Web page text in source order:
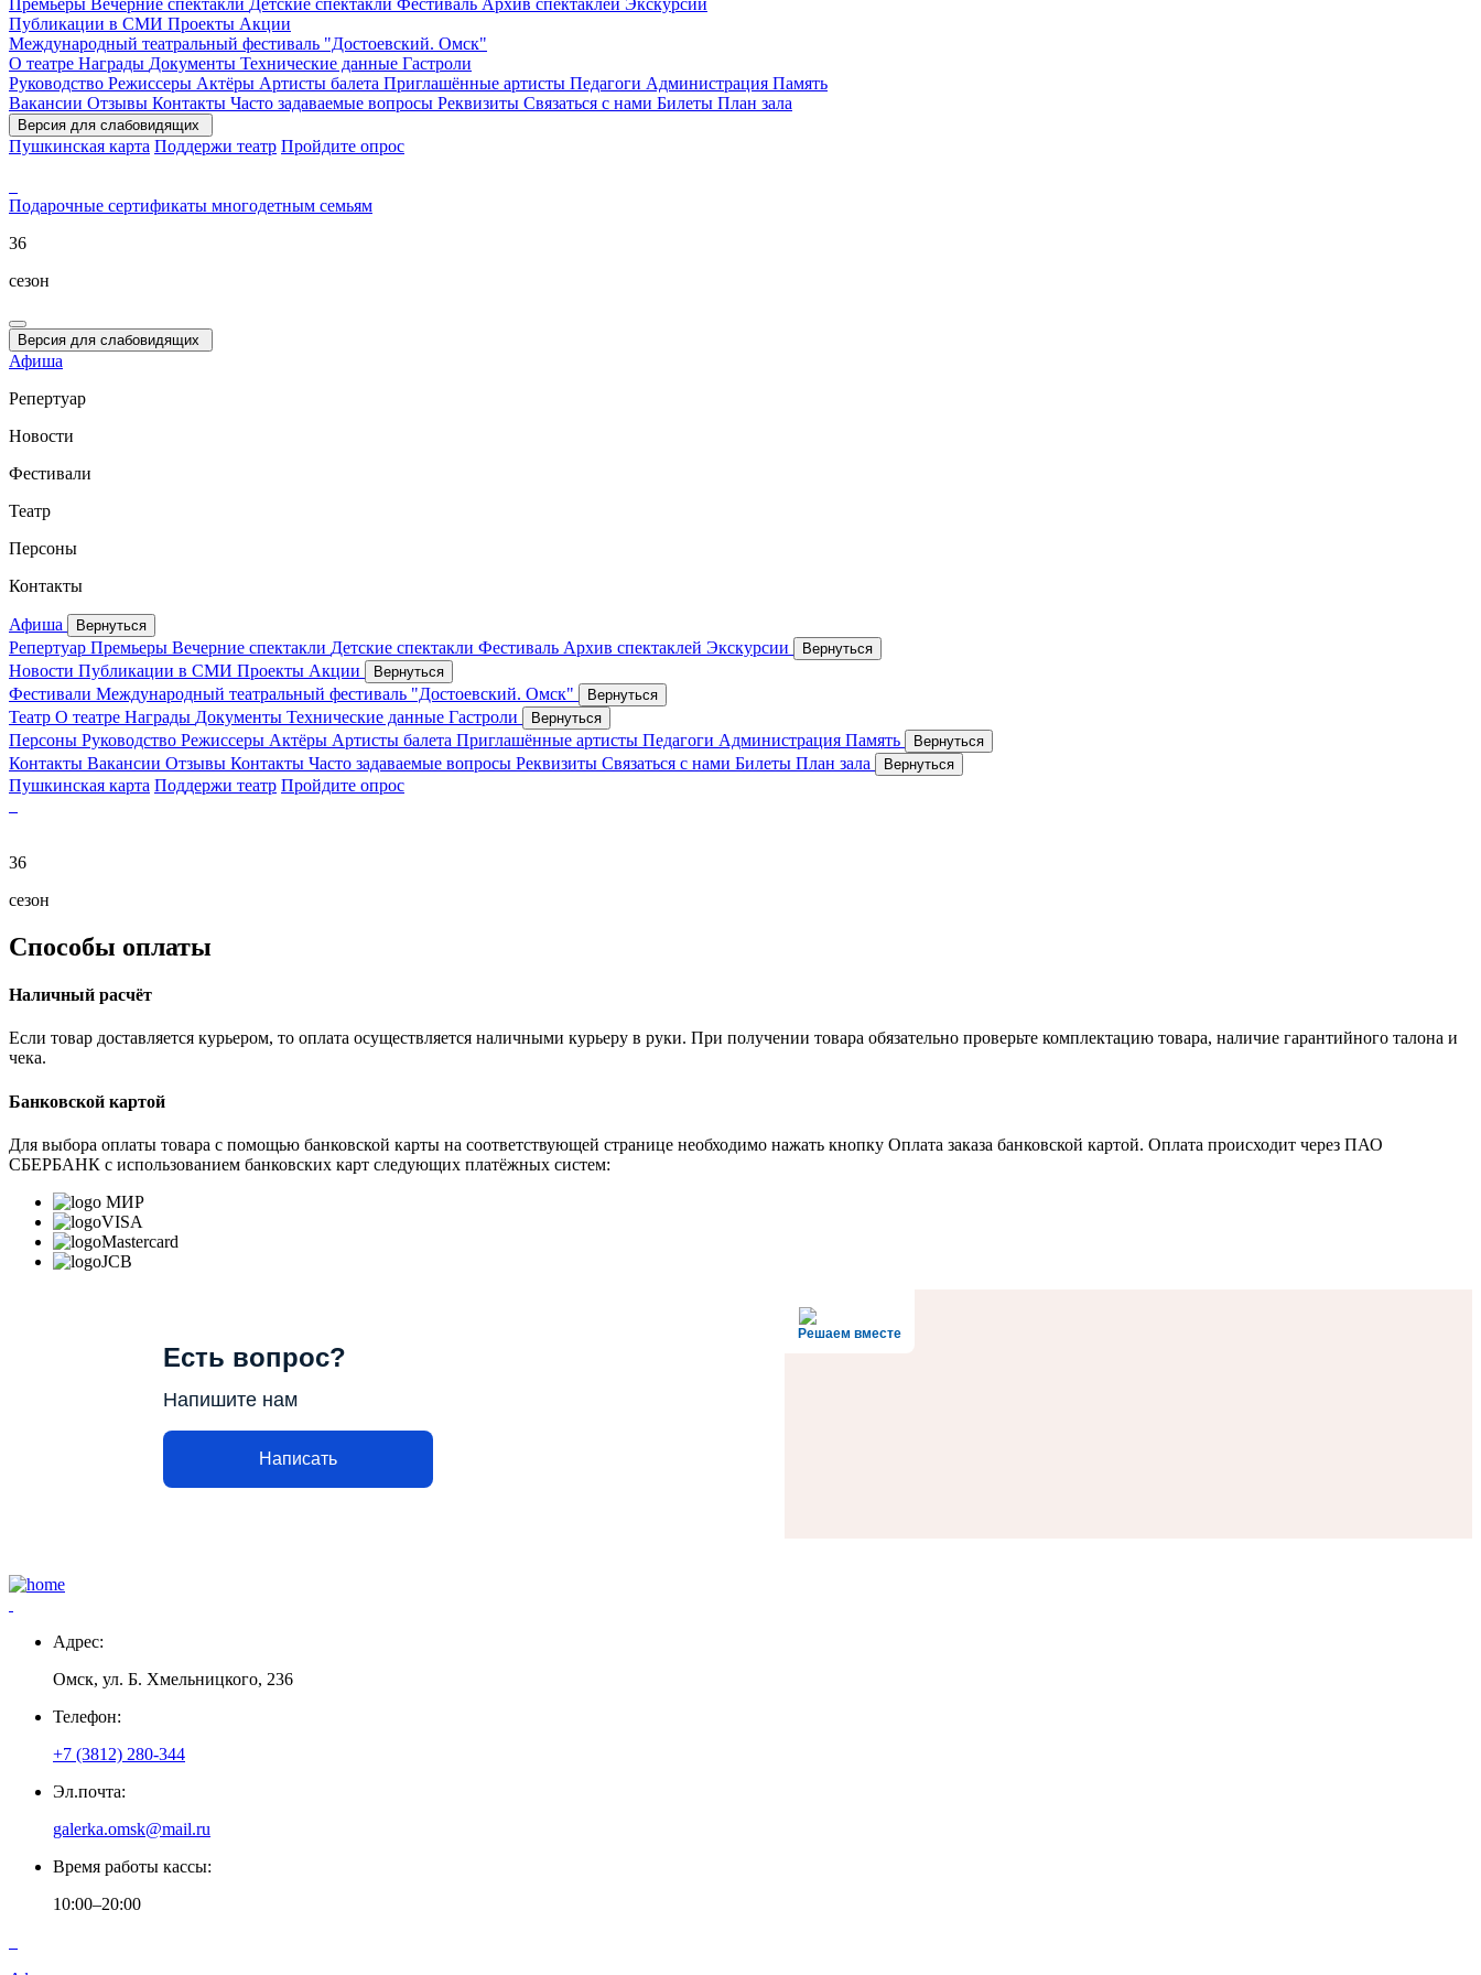
Премьеры Вечерние спектакли Детские спектакли Фестиваль Архив спектаклей Экскурсии
Публикации в СМИ Проекты Акции
Международный театральный фестиваль "Достоевский. Омск"
О театре Награды Документы Технические данные Гастроли
Руководство Режиссеры Актёры Артисты балета Приглашённые артисты Педагоги Администрация Память
Вакансии Отзывы Контакты Часто задаваемые вопросы Реквизиты Связаться с нами Билеты План зала
Версия для слабовидящих
Пушкинская карта Поддержи театр Пройдите опрос
Подарочные сертификаты многодетным семьям
36
сезон
Версия для слабовидящих
Афиша
Репертуар
Новости
Фестивали
Театр
Персоны
Контакты
Афиша Вернуться
Репертуар Премьеры Вечерние спектакли Детские спектакли Фестиваль Архив спектаклей Экскурсии Вернуться
Новости Публикации в СМИ Проекты Акции Вернуться
Фестивали Международный театральный фестиваль "Достоевский. Омск" Вернуться
Театр О театре Награды Документы Технические данные Гастроли Вернуться
Персоны Руководство Режиссеры Актёры Артисты балета Приглашённые артисты Педагоги Администрация Память Вернуться
Контакты Вакансии Отзывы Контакты Часто задаваемые вопросы Реквизиты Связаться с нами Билеты План зала Вернуться
Пушкинская карта Поддержи театр Пройдите опрос
36
сезон
Способы оплаты
Наличный расчёт
Если товар доставляется курьером, то оплата осуществляется наличными курьеру в руки. При получении товара обязательно проверьте комплектацию товара, наличие гарантийного талона и
чека.
Банковской картой
Для выбора оплаты товара с помощью банковской карты на соответствующей странице необходимо нажать кнопку Оплата заказа банковской картой. Оплата происходит через ПАО
СБЕРБАНК с использованием банковских карт следующих платёжных систем:
МИР
VISA
Mastercard
JCB
Решаем вместе
Есть вопрос?
Напишите нам
Написать
Адрес:
Омск, ул. Б. Хмельницкого, 236
Телефон:
+7 (3812) 280-344
Эл.почта:
galerka.omsk@mail.ru
Время работы кассы:
10:00–20:00